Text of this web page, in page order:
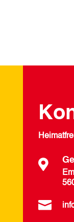

